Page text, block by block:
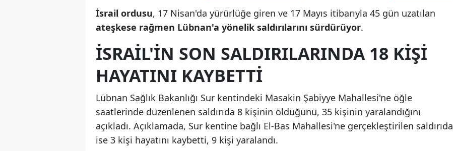
Gaziantep
Gümüşhane
Hatay
Isparta
İsrail ordusu, 17 Nisan'da yürürlüğe giren ve 17 Mayıs itibarıyla 45 gün uzatılan
ateşkese rağmen Lübnan'a yönelik saldırılarını sürdürüyor.
İSRAİL'İN SON SALDIRILARINDA 18 KİŞİ
HAYATINI KAYBETTİ
Lübnan Sağlık Bakanlığı Sur kentindeki Masakin Şabiyye Mahallesi'ne öğle
saatlerinde düzenlenen saldırıda 8 kişinin öldüğünü, 35 kişinin yaralandığını
açıkladı. Açıklamada, Sur kentine bağlı El-Bas Mahallesi'ne gerçekleştirilen saldırıda
ise 3 kişi hayatını kaybetti, 9 kişi yaralandı.